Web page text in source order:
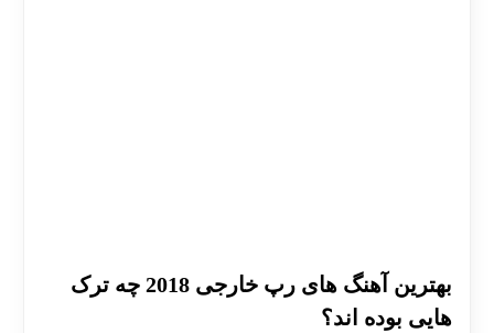
بهترین آهنگ های رپ خارجی 2018 چه ترک
هایی بوده اند؟